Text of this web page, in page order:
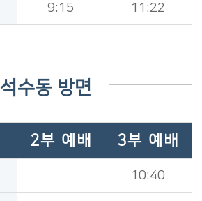
9:15 11:22
석수동 방면
2부 예배 3부 예배
10:40